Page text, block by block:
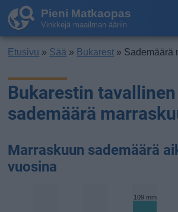
Pieni Matkaopas
Vinkkejä maailman ääriin
Etusivu » Sää » Bukarest » Sademäärä
Bukarestin tavallinen
sademäärä
Marraskuun sademäärä
vuosina
109 mm